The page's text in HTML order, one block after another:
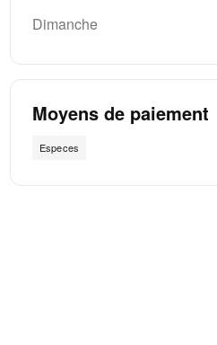
Dimanche
Moyens de paiement
Especes